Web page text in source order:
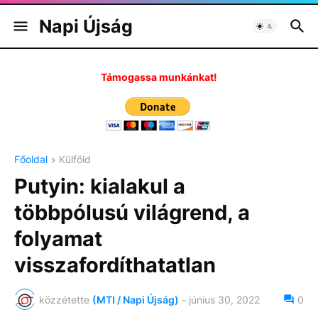
Napi Újság
Támogassa munkánkat!
Főoldal Külföld
Putyin: kialakul a
többpólusú világrend, a
folyamat
visszafordíthatatlan
közzétette (MTI / Napi Újság) - június 30, 2022 0